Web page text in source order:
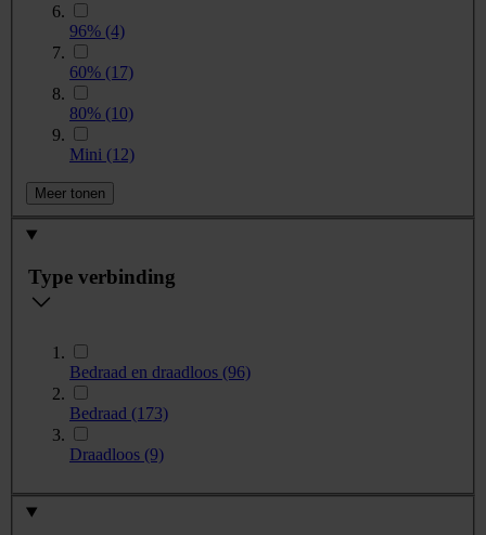
96% (4)
60% (17)
80% (10)
Mini (12)
Meer tonen
Type verbinding
Bedraad en draadloos (96)
Bedraad (173)
Draadloos (9)